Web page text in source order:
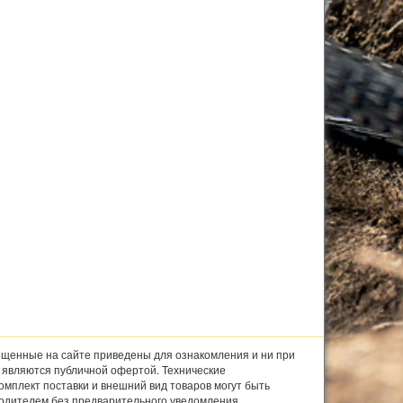
на сайте приведены для ознакомления и ни при
являются публичной офертой. Технические
поставки и внешний вид товаров могут быть
без предварительного уведомления.